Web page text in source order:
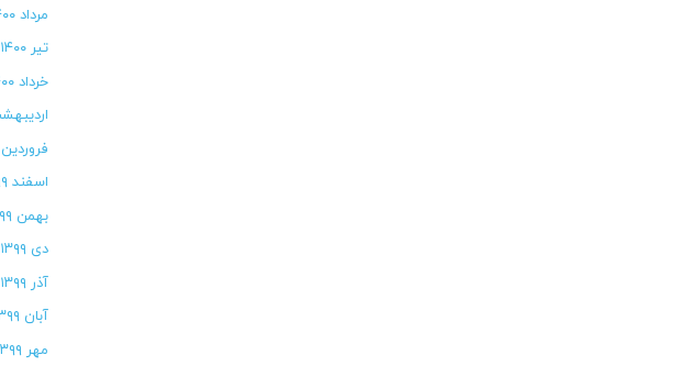
مرداد ۱۴۰۰
تیر ۱۴۰۰
خرداد ۱۴۰۰
اردیبهشت
فروردین ۱۴۰۰
اسفند ۱۳۹۹
بهمن ۱۳۹۹
دی ۱۳۹۹
آذر ۱۳۹۹
آبان ۱۳۹۹
مهر ۱۳۹۹